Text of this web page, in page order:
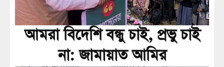
আমরা বিদেশি বন্ধু চাই, প্রভু চাই
না: জামায়াত আমির